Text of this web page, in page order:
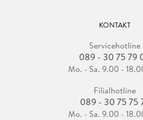
KONTAKT
Servicehotline
089 - 30 75 79
Mo. - Sa. 9.00 -
Filialhotline
089 - 30 75 75
Mo. - Sa. 9.00 -